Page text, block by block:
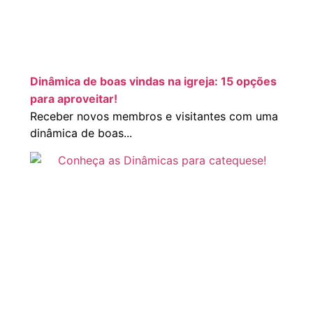
Dinâmica de boas vindas na igreja: 15 opções
para aproveitar!
Receber novos membros e visitantes com uma
dinâmica de boas...